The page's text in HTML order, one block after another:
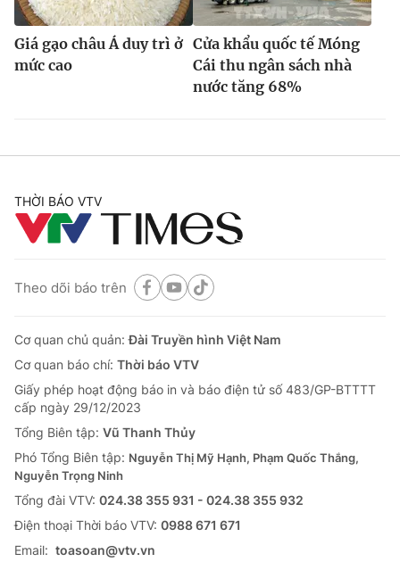
Giá gạo châu Á duy trì ở
mức cao
Cửa khẩu quốc tế Móng
Cái thu ngân sách nhà
nước tăng 68%
THỜI BÁO VTV
Theo dõi báo trên
Cơ quan chủ quản:Đài Truyền hình Việt Nam
Cơ quan báo chí: Thời báo VTV
Giấy phép hoạt động báo in và báo điện tử số 483/GP-BTTTT
cấp ngày 29/12/2023
Tổng Biên tập: Vũ Thanh Thủy
Phó Tổng Biên tập: Nguyễn Thị Mỹ Hạnh, Phạm Quốc Thắng,
Nguyễn Trọng Ninh
Tổng đài VTV: 024.38 355 931 - 024.38 355 932
Ðiện thoại Thời báo VTV: 0988 671 671
Email: toasoan@vtv.vn